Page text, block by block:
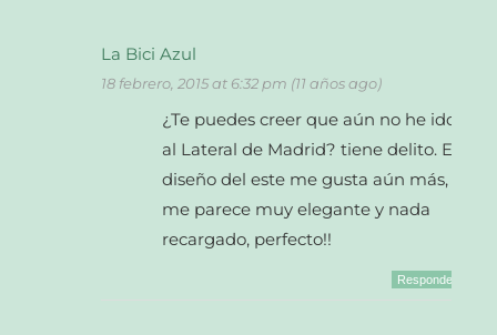
La Bici Azul
18 febrero, 2015 at 6:32 pm (11 años ago)
¿Te puedes creer que aún no he ido
al Lateral de Madrid? tiene delito. El
diseño del este me gusta aún más,
me parece muy elegante y nada
recargado, perfecto!!
Responder